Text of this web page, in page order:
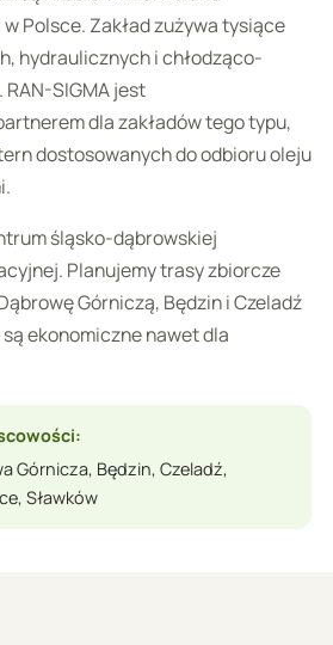
Polsce. Zakład zużywa tysiące
hydraulicznych i chłodząco-
SIGMA jest
dla zakładów tego typu,
dostosowanych do odbioru oleju
śląsko-dąbrowskiej
Planujemy trasy zbiorcze
Górniczą, Będzin i Czeladź
ekonomiczne nawet dla
Górnicza, Będzin, Czeladź,
Sławków